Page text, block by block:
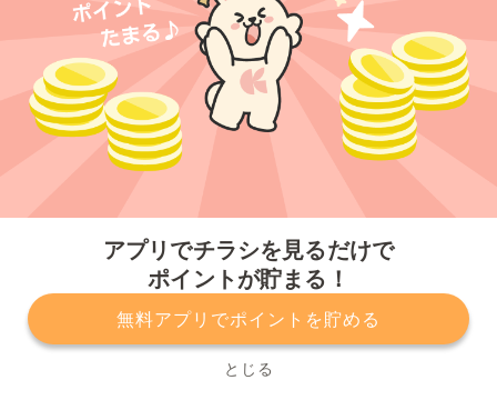
アプリでチラシを見るだけで
ポイントが貯まる！
無料アプリでポイントを貯める
とじる
プライバシーポリシー 利用規約
運営会社
サービスに関してのお問い合わせ